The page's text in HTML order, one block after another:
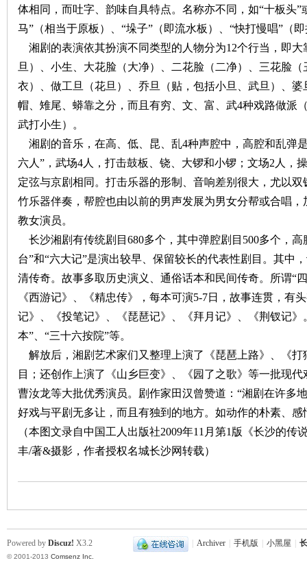
体相同，而吐字、韵味自具特点。名称亦不同，如“十板头”
马”（相当于原板）、“垛子”（即流水板）、“快打慢唱”（
湘剧的表演依其扮演不同类型的人物分为12个行当，即大
旦）、小生、大花脸（大净）、二花脸（二净）、三花脸
衣）、做工旦（花旦）、乔旦（贴，包括小旦、武旦）、
帽、雉尾、蟒靠之分，而且有穷、文、富、武4种戏路做派
武打小生）。
湘剧的音乐，在高、低、昆、乱4种声腔中，高腔和乱弹
六人”，武场4人，打击鼓板、铙、大锣和小锣；文场2 人，
定弦与京剧相同。打击乐器的形制、音响差别很大，尤以
竹乐器伴奏，帮腔也由以前的男声发展为男女分帮或合唱，
教女演员。
长沙湘剧有传统剧目 680多个，其中弹腔剧目 500多个，高
台”和“六大记”是演出较早、保留较长的代表性剧目。其中
清传奇。故事多取历史演义、通俗话本和民间传奇。所谓“
《西游记》、《精忠传》，每本可演5-7日，故事连贯，有
记》、《投笔记》、《琵琶记》、《拜月记》、《荆钗记
本”、“三十六按院”等。
解放后，湘剧艺术家们又整理上演了《琵琶上路》、《
目；还创作上演了《山乡巨变》、《园了之歌》等一批现
曹汝龙等大批优秀演员。剧作家田汉曾赞道：“湘剧在许多
好戏与平剧无多让，而且有独到的地方。如动作的朴素、
（本图文录自中国工人出版社2009年11月第1版《长沙的
丰/著&摄影，作者授权名城长沙网转载）
Archiver 手机版 小黑屋
Powered by Discuz! X3.2
© 2001-2013 Comsenz Inc.